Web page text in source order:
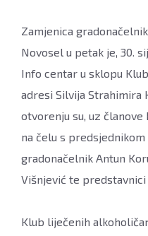
Bjelovaru,
siječnja
FOTO:
Dubravka
Dragičević
www.bjelovar.hr
Zamjenica
Novosel u petak je, 30.
Info centar u sklopu
adresi Silvija Strahimira
otvorenju su, uz
na čelu s
gradonačelnik Antun
Višnjević te
Klub liječenih